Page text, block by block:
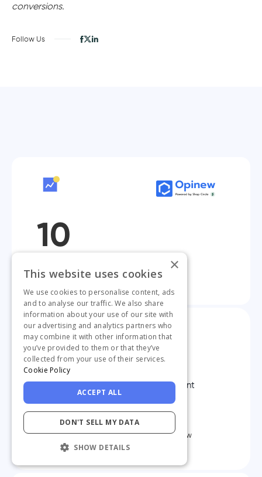
conversions.
Follow Us
10
d'activation
Les utilisateurs peuvent suivre un
tutoriel in-app sur la configuration
des fonctionnalités qui les intéressent
écrans d'onboarding. ”
Rémi Drogoul
Head of Partnerships & Marketing @Opinew
×
This website uses cookies
We use cookies to personalise content, ads
and to analyse our traffic. We also share
information about your use of our site with
our advertising and analytics partners who
may combine it with other information that
you’ve provided to them or that they’ve
collected from your use of their services.
Cookie Policy
ACCEPT ALL
DON'T SELL MY DATA
SHOW DETAILS